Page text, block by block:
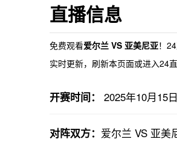
直播信息
免费观看爱尔兰 VS 亚美尼亚！
实时更新，刷新本页面或进入24
开赛时间： 2025年10月15
对阵双方： 爱尔兰 VS 亚美